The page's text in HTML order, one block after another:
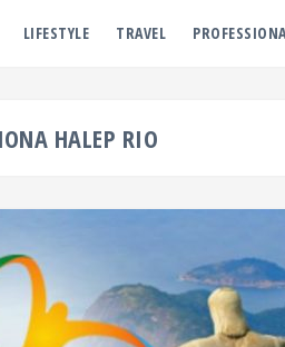
LIFESTYLE TRAVEL
HALEP RIO